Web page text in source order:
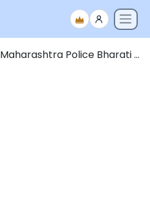
Maharashtra Police Bharati Question Paper